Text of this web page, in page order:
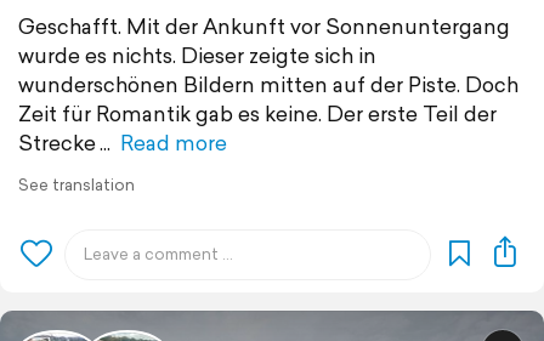
Geschafft. Mit der Ankunft vor Sonnenuntergang
wurde es nichts. Dieser zeigte sich in
wunderschönen Bildern mitten auf der Piste. Doch
Zeit für Romantik gab es keine. Der erste Teil der
Strecke
Read more
See translation